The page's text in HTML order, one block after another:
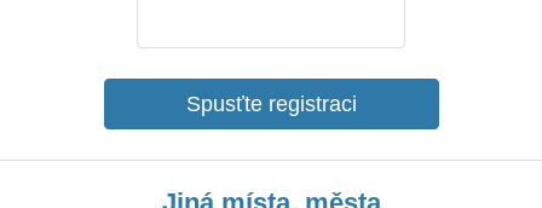
Spusťte registraci